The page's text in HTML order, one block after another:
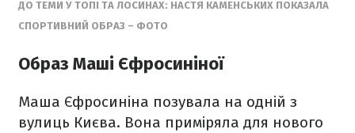
ДО ТЕМИ У ТОПІ ТА ЛОСИНАХ: НАСТЯ КАМЕНСЬКИХ ПОКАЗАЛА
СПОРТИВНИЙ ОБРАЗ – ФОТО
Образ Маші Єфросиніної
Маша Єфросиніна позувала на одній з
вулиць Києва. Вона приміряла для нового